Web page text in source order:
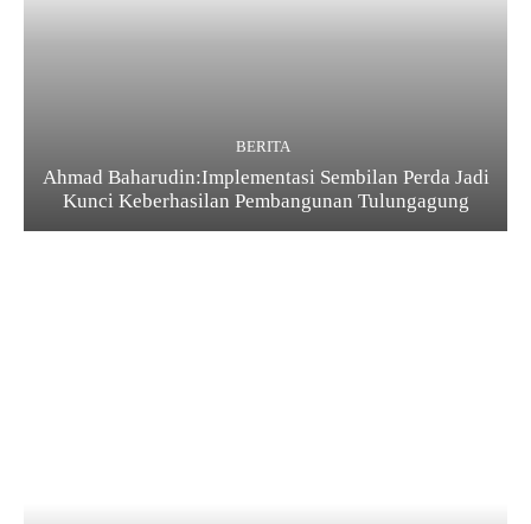
BERITA
Ahmad Baharudin:Implementasi Sembilan Perda Jadi
Kunci Keberhasilan Pembangunan Tulungagung